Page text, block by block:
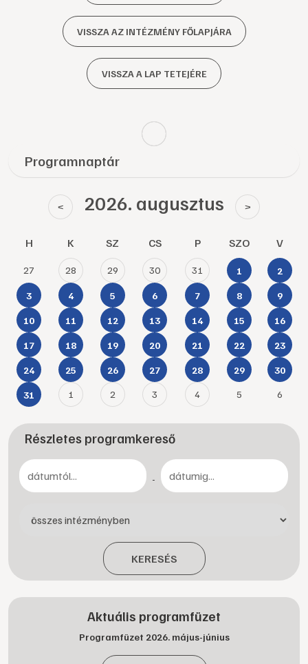
VISSZA AZ INTÉZMÉNY FŐLAPJÁRA
VISSZA A LAP TETEJÉRE
Programnaptár
< 2026. augusztus >
H K SZ CS P SZO V
27 28 29 30 31 1 2
3 4 5 6 7 8 9
10 11 12 13 14 15 16
17 18 19 20 21 22 23
24 25 26 27 28 29 30
31 1 2 3 4 5 6
Részletes programkereső
-
KERESÉS
Aktuális programfüzet
Programfüzet 2026. május-június